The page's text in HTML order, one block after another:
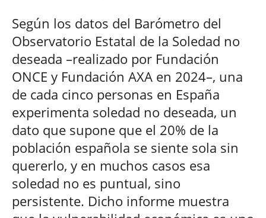
Según los datos del Barómetro del
Observatorio Estatal de la Soledad no
deseada –realizado por Fundación
ONCE y Fundación AXA en 2024–, una
de cada cinco personas en España
experimenta soledad no deseada, un
dato que supone que el 20% de la
población española se siente sola sin
quererlo, y en muchos casos esa
soledad no es puntual, sino
persistente. Dicho informe muestra